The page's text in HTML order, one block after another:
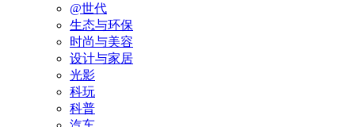
@世代
生态与环保
时尚与美容
设计与家居
光影
科玩
科普